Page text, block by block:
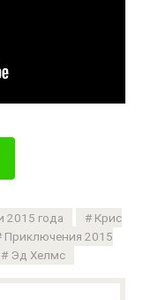
2015 года
Крис
Приключения 2015
Эд Хелмс